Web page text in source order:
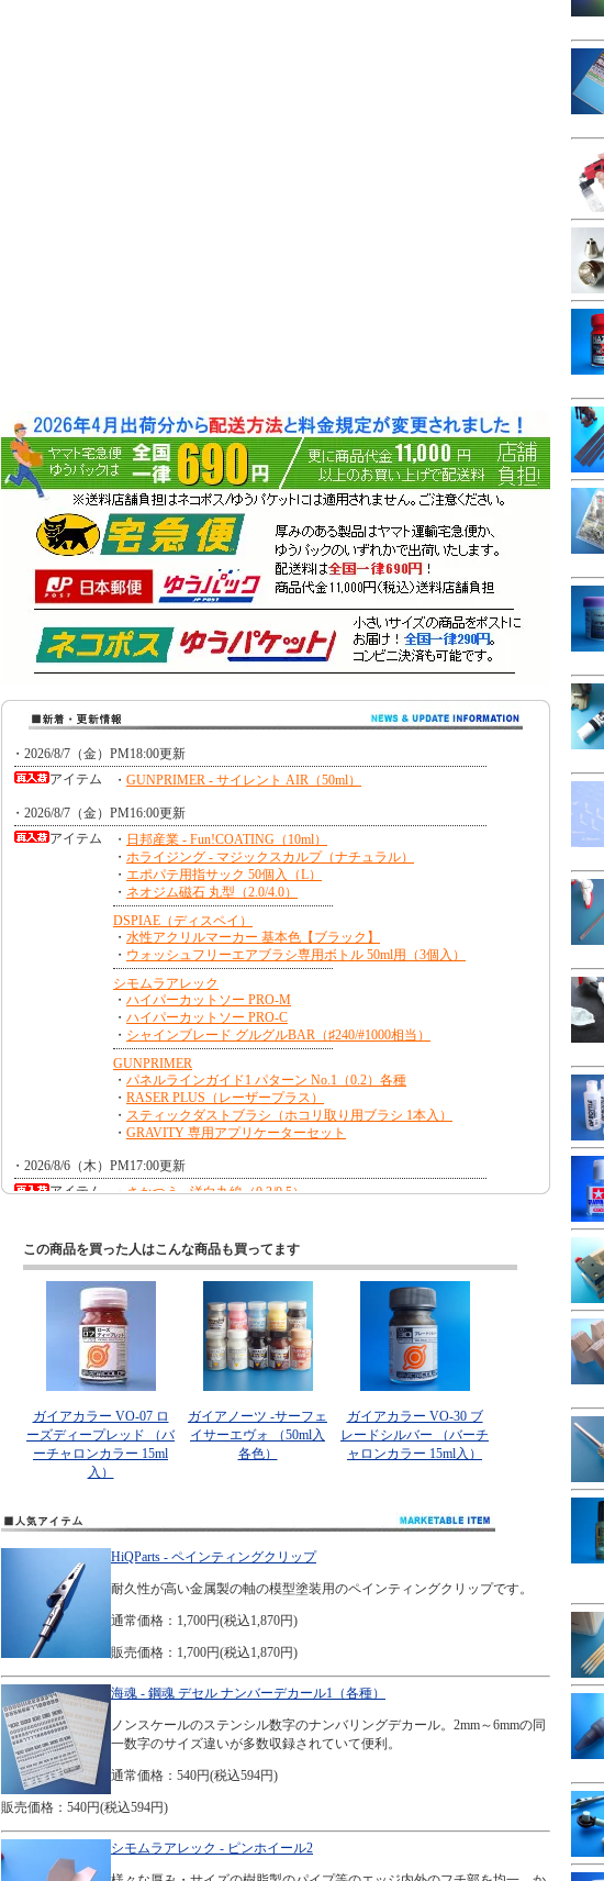
この商品を買った人はこんな商品も買ってます
ガイアカラー VO-07 ロ
ーズディープレッド （バ
ーチャロンカラー 15ml
入）
ガイアノーツ -サーフェ
イサーエヴォ （50ml入
各色）
ガイアカラー VO-30 ブ
レードシルバー （バーチ
ャロンカラー 15ml入）
HiQParts - ペインティングクリップ
耐久性が高い金属製の軸の模型塗装用のペインティングクリップです。
通常価格：1,700円(税込1,870円)
販売価格：1,700円(税込1,870円)
海魂 - 鋼魂 デセル ナンバーデカール1（各種）
ノンスケールのステンシル数字のナンバリングデカール。2mm～6mmの同
一数字のサイズ違いが多数収録されていて便利。
通常価格：540円(税込594円)
販売価格：540円(税込594円)
シモムラアレック - ピンホイール2